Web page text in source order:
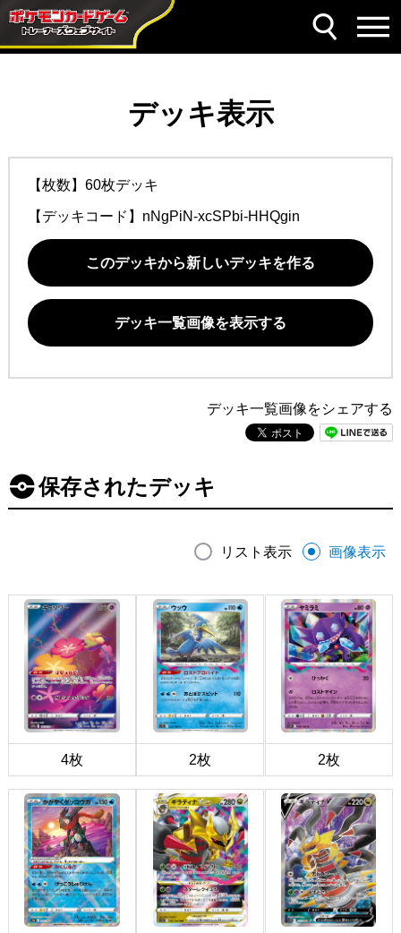
デッキ表示
【枚数】60枚デッキ
【デッキコード】 nNgPiN-xcSPbi-HHQgin
このデッキから新しいデッキを作る
デッキ一覧画像を表示する
デッキ一覧画像をシェアする
保存されたデッキ
リスト表示 画像表示
4枚 2枚 2枚